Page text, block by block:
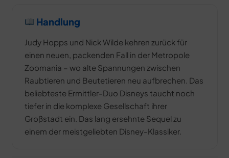
Handlung
Judy Hopps und Nick Wilde kehren zurück für
einen neuen, packenden Fall in der Metropole
Zoomania – wo alte Spannungen zwischen
Raubtieren und Beutetieren neu aufbrechen. Das
beliebteste Ermittler-Duo Disneys taucht noch
tiefer in die komplexe Gesellschaft ihrer
Großstadt ein. Das lang ersehnte Sequel zu
einem der meistgeliebten Disney-Klassiker.